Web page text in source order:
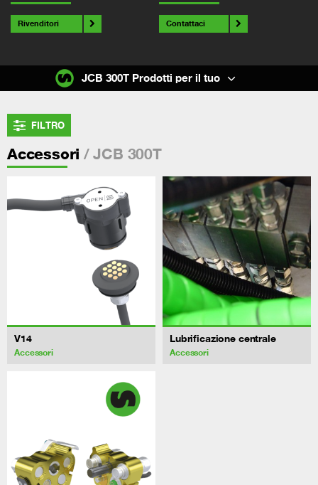
Rivenditori Contattaci
FILTRO
Accessori / JCB 300T
V14
Accessori
Lubrificazione centrale
Accessori
JCB 300T Prodotti per il tuo